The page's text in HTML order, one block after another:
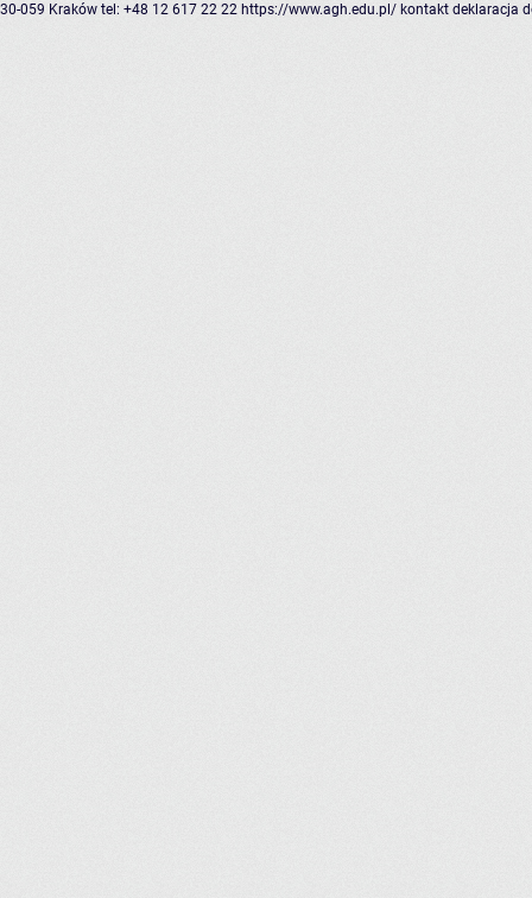
30-059 Kraków tel: +48 12 617 22 22 https://www.agh.edu.pl/ kontakt deklaracja